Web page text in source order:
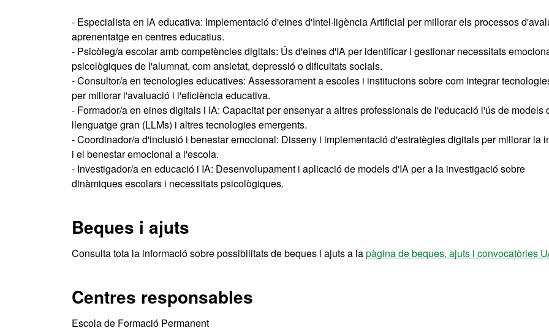
- Especialista en IA educativa: Implementació d'eines d'Intel·ligència Artificial per millorar els processos
aprenentatge en centres educatius.
- Psicòleg/a escolar amb competències digitals: Ús d'eines d'IA per identificar i gestionar necessitats
psicològiques de l'alumnat, com ansietat, depressió o dificultats socials.
- Consultor/a en tecnologies educatives: Assessorament a escoles i institucions sobre com integrar
per millorar l'avaluació i l'eficiència educativa.
- Formador/a en eines digitals i IA: Capacitat per ensenyar a altres professionals de l'educació l'ús de models
llenguatge gran (LLMs) i altres tecnologies emergents.
- Coordinador/a d'inclusió i benestar emocional: Disseny i implementació d'estratègies digitals per millorar la
i el benestar emocional a l'escola.
- Investigador/a en educació i IA: Desenvolupament i aplicació de models d'IA per a la investigació sobre
dinàmiques escolars i necessitats psicològiques.
Beques i ajuts
Consulta tota la informació sobre possibilitats de beques i ajuts a lapàgina de beques, ajuts i convocatòries
Centres responsables
Escola de Formació Permanent